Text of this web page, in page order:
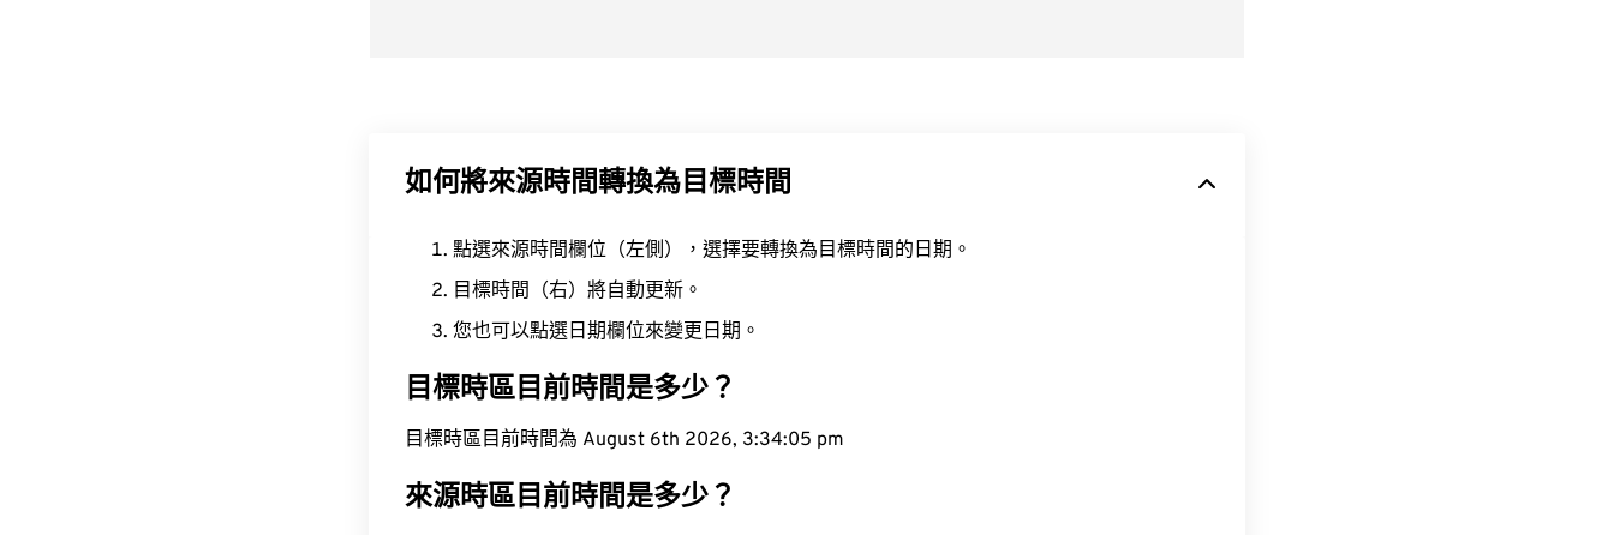
如何將來源時間轉換為目標時間
點選來源時間欄位（左側），選擇要轉換為目標時間的日期。
目標時間（右）將自動更新。
您也可以點選日期欄位來變更日期。
目標時區目前時間是多少？
目標時區目前時間為 August 6th 2026, 3:34:06 pm
來源時區目前時間是多少？